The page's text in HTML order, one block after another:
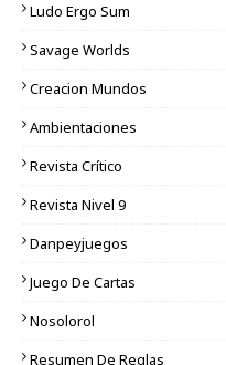
Ludo Ergo Sum
Savage Worlds
Creacion Mundos
Ambientaciones
Revista Crítico
Revista Nivel 9
Danpeyjuegos
Juego De Cartas
Nosolorol
Resumen De Reglas